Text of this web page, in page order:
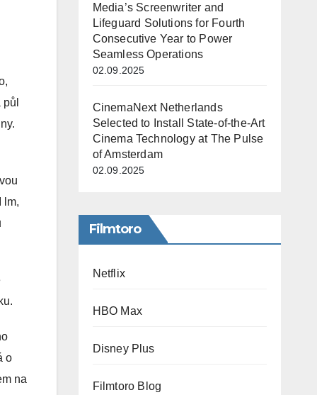
lm,
o
na
Media’s Screenwriter and
Lifeguard Solutions for Fourth
Consecutive Year to Power
Seamless Operations
02.09.2025
CinemaNext Netherlands
Selected to Install State-of-the-Art
Cinema Technology at The Pulse
of Amsterdam
02.09.2025
Filmtoro
Netflix
HBO Max
Disney Plus
Filmtoro Blog